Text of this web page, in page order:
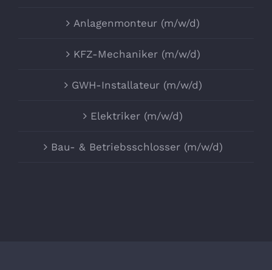
Anlagenmonteur (m/w/d)
KFZ-Mechaniker (m/w/d)
GWH-Installateur (m/w/d)
Elektriker (m/w/d)
Bau- & Betriebsschlosser (m/w/d)